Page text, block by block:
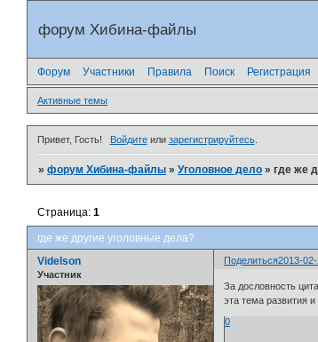
форум Хибина-файлы
Форум Участники Правила Поиск Регистрация
Активные темы
Привет, Гость! Войдитеили зарегистрируйтесь.
»форум Хибина-файлы »Уголовное дело »где же
где же другие уголовные дела?
Страница:1
Поделиться2013-
Videlson
Участник
За дословность
эта тема развития
0